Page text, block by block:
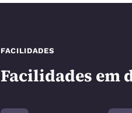
FACILIDADES
Facilidades em